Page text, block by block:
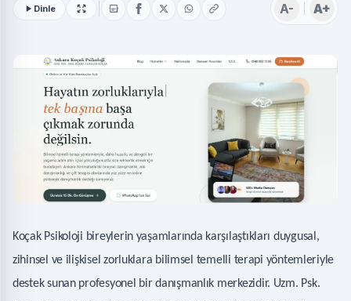
Dinle A- A+
Koçak Psikoloji bireylerin yaşamlarında karşılaştıkları duygusal,
zihinsel ve ilişkisel zorluklara bilimsel temelli terapi yöntemleriyle
destek sunan profesyonel bir danışmanlık merkezidir. Uzm. Psk.